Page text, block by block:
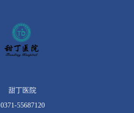
甜丁医院
0371-55687120